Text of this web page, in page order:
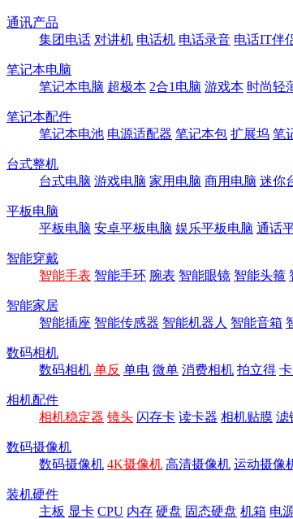
通讯产品
集团电话 对讲机 电话机 电话录音 电话IT伴
笔记本电脑
笔记本电脑 超极本 2合1电脑 游戏本 时尚轻
笔记本配件
笔记本电池 电源适配器 笔记本包 扩展坞 笔
台式整机
台式电脑 游戏电脑 家用电脑 商用电脑 迷你
平板电脑
平板电脑 安卓平板电脑 娱乐平板电脑 通话
智能穿戴
智能手表 智能手环 腕表 智能眼镜 智能头箍
智能家居
智能插座 智能传感器 智能机器人 智能音箱
数码相机
数码相机 单反 单电 微单 消费相机 拍立得
相机配件
相机稳定器 镜头 闪存卡 读卡器 相机贴膜 滤
数码摄像机
数码摄像机 4K摄像机 高清摄像机 运动摄像
装机硬件
主板 显卡 CPU 内存 硬盘 固态硬盘 机箱 电